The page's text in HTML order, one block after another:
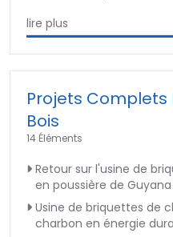
lire plus
Projets Complets
Bois
14 Éléments
Retour sur l'usine de
en poussière de Guyana
Usine de briquettes de
charbon en énergie